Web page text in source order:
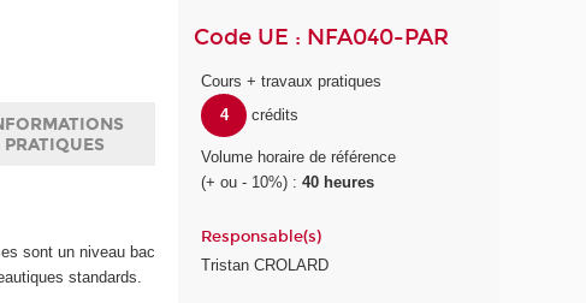
PRATIQUES
sont un niveau bac
standards.
Code UE : NFA040-PAR
Cours + travaux pratiques
4
crédits
Volume horaire de référence
(+ ou - 10%) :40 heures
Responsable(s)
Tristan CROLARD